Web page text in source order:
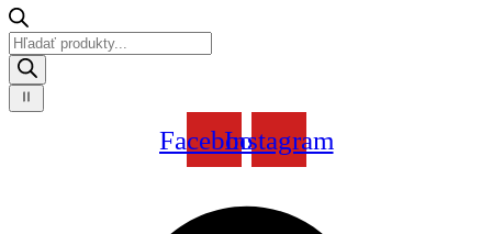
Products
search
FacebookInstagram